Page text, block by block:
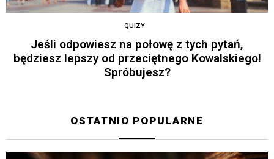
QUIZY
Jeśli odpowiesz na połowę z tych pytań,
będziesz lepszy od przeciętnego Kowalskiego!
Spróbujesz?
OSTATNIO POPULARNE